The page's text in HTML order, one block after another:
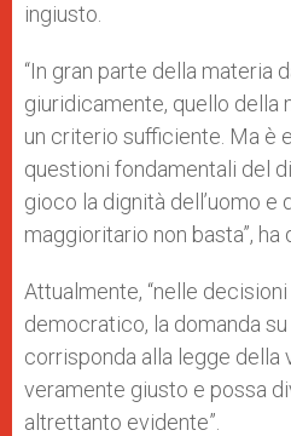
ingiusto.
“In gran parte della materia
giuridicamente, quello della
un criterio sufficiente. Ma è
questioni fondamentali del
gioco la dignità dell’uomo e
maggioritario non basta”, ha
Attualmente, “nelle
democratico, la domanda
corrisponda alla legge della
veramente giusto e possa
altrettanto evidente”.